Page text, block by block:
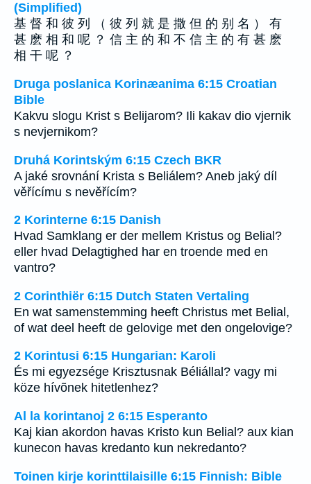
(Simplified)
基 督 和 彼 列 （ 彼 列 就 是 撒 但 的 别 名 ） 有
甚 麽 相 和 呢 ？ 信 主 的 和 不 信 主 的 有 甚 麽
相 干 呢 ？
Druga poslanica Korinæanima 6:15 Croatian
Bible
Kakvu slogu Krist s Belijarom? Ili kakav dio vjernik
s nevjernikom?
Druhá Korintským 6:15 Czech BKR
A jaké srovnání Krista s Beliálem? Aneb jaký díl
věřícímu s nevěřícím?
2 Korinterne 6:15 Danish
Hvad Samklang er der mellem Kristus og Belial?
eller hvad Delagtighed har en troende med en
vantro?
2 Corinthiër 6:15 Dutch Staten Vertaling
En wat samenstemming heeft Christus met Belial,
of wat deel heeft de gelovige met den ongelovige?
2 Korintusi 6:15 Hungarian: Karoli
És mi egyezsége Krisztusnak Béliállal? vagy mi
köze hívõnek hitetlenhez?
Al la korintanoj 2 6:15 Esperanto
Kaj kian akordon havas Kristo kun Belial? aux kian
kunecon havas kredanto kun nekredanto?
Toinen kirje korinttilaisille 6:15 Finnish: Bible